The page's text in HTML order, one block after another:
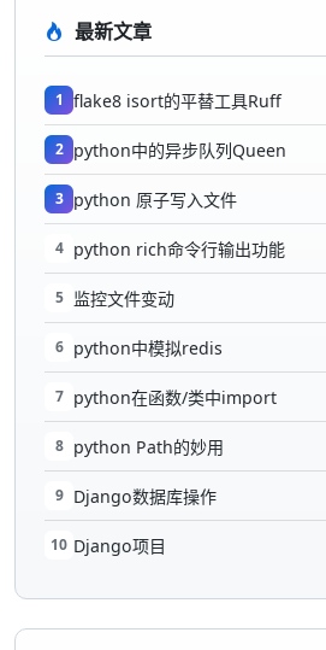
最新文章
1 flake8 isort的平替工具Ruff
2 python中的异步队列Queen
3 python 原子写入文件
4 python rich命令行输出功能
5 监控文件变动
6 python中模拟redis
7 python在函数/类中import
8 python Path的妙用
9 Django数据库操作
10 Django项目